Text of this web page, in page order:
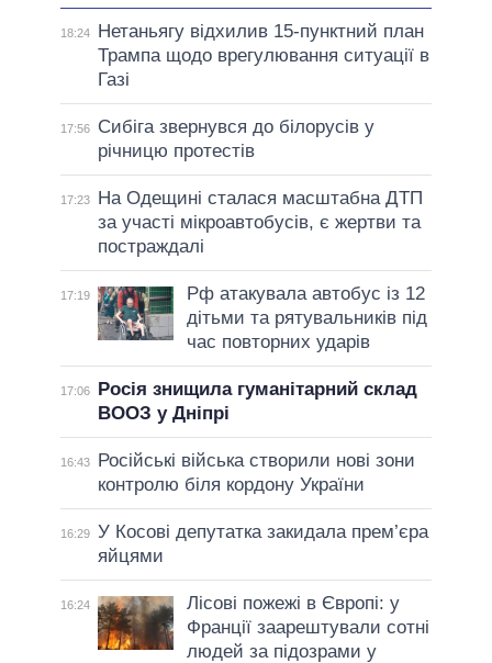
18:24
Нетаньягу відхилив 15-пунктний план
Трампа щодо врегулювання ситуації в
Газі
17:56
Сибіга звернувся до білорусів у
річницю протестів
17:23
На Одещині сталася масштабна ДТП
за участі мікроавтобусів, є жертви та
постраждалі
17:19
Рф атакувала автобус із 12
дітьми та рятувальників під
час повторних ударів
17:06
Росія знищила гуманітарний склад
ВООЗ у Дніпрі
16:43
Російські війська створили нові зони
контролю біля кордону України
16:29 У Косові депутатка закидала прем’єра
яйцями
16:24
Лісові пожежі в Європі: у
Франції заарештували сотні
людей за підозрами у